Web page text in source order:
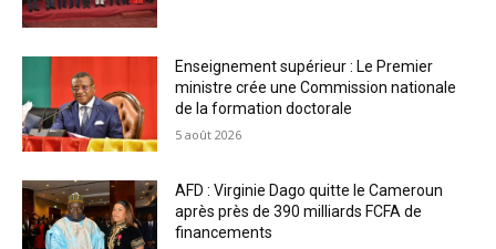
Enseignement supérieur : Le Premier
ministre crée une Commission nationale
de la formation doctorale
5 août 2026
AFD : Virginie Dago quitte le Cameroun
après près de 390 milliards FCFA de
financements